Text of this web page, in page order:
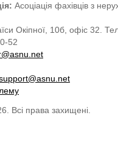
Асоціація фахівців з
Окіпної, 10б, офіс 32.
52
Всі права захищені.